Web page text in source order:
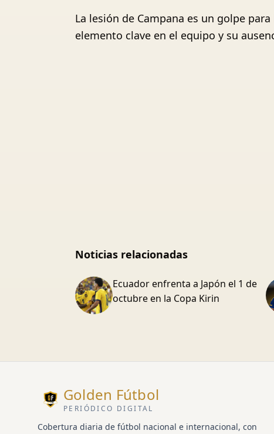
La lesión de Campana es un golpe
elemento clave en el equipo y su
Noticias relacionadas
Ecuador enfrenta a Japón el 1 de
octubre en la Copa Kirin
Golden Fútbol
PERIÓDICO DIGITAL
Cobertura diaria de fútbol nacional e internacional, con